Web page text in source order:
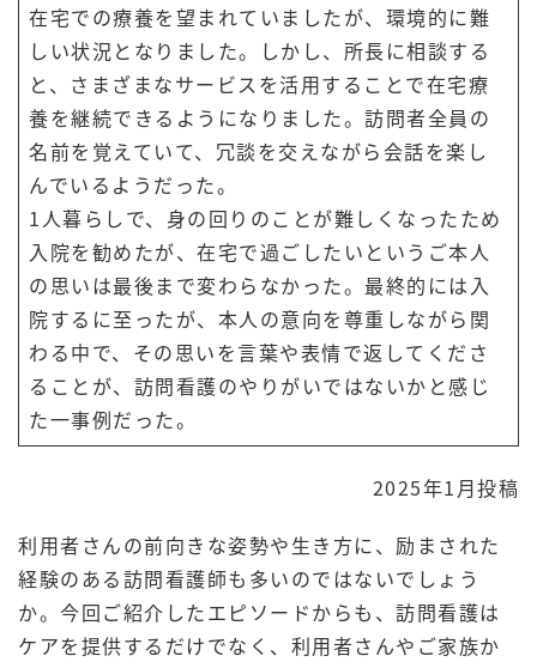
在宅での療養を望まれていましたが、環境的に難
しい状況となりました。しかし、所長に相談する
と、さまざまなサービスを活用することで在宅療
養を継続できるようになりました。訪問者全員の
名前を覚えていて、冗談を交えながら会話を楽し
んでいるようだった。
1人暮らしで、身の回りのことが難しくなったため
入院を勧めたが、在宅で過ごしたいというご本人
の思いは最後まで変わらなかった。最終的には入
院するに至ったが、本人の意向を尊重しながら関
わる中で、その思いを言葉や表情で返してくださ
ることが、訪問看護のやりがいではないかと感じ
た一事例だった。
2025年1月投稿
利用者さんの前向きな姿勢や生き方に、励まされた
経験のある訪問看護師も多いのではないでしょう
か。今回ご紹介したエピソードからも、訪問看護は
ケアを提供するだけでなく、利用者さんやご家族か